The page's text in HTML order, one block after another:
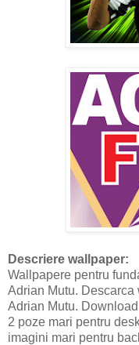
Descriere wallpaper:
Wallpapere pentru
Adrian Mutu.
Adrian Mutu.
2 poze mari pentru
imagini mari pentru